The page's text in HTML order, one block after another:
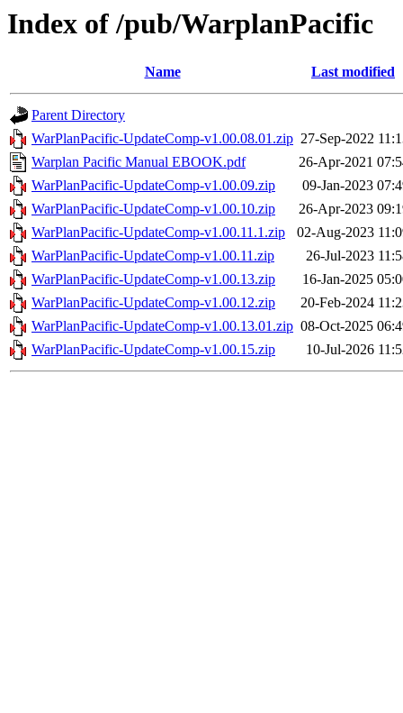
Index of /pub/WarplanPacific
Name Last modified
Parent Directory
WarPlanPacific-UpdateComp-v1.00.08.01.zip 27-Sep-2022
Warplan Pacific Manual EBOOK.pdf
26-Apr-2021
WarPlanPacific-UpdateComp-v1.00.09.zip
09-Jan-2023
WarPlanPacific-UpdateComp-v1.00.10.zip
26-Apr-2023
WarPlanPacific-UpdateComp-v1.00.11.1.zip
02-Aug-2023
WarPlanPacific-UpdateComp-v1.00.11.zip
26-Jul-2023
WarPlanPacific-UpdateComp-v1.00.13.zip
16-Jan-2025
WarPlanPacific-UpdateComp-v1.00.12.zip
20-Feb-2024
WarPlanPacific-UpdateComp-v1.00.13.01.zip 08-Oct-2025
WarPlanPacific-UpdateComp-v1.00.15.zip
10-Jul-2026